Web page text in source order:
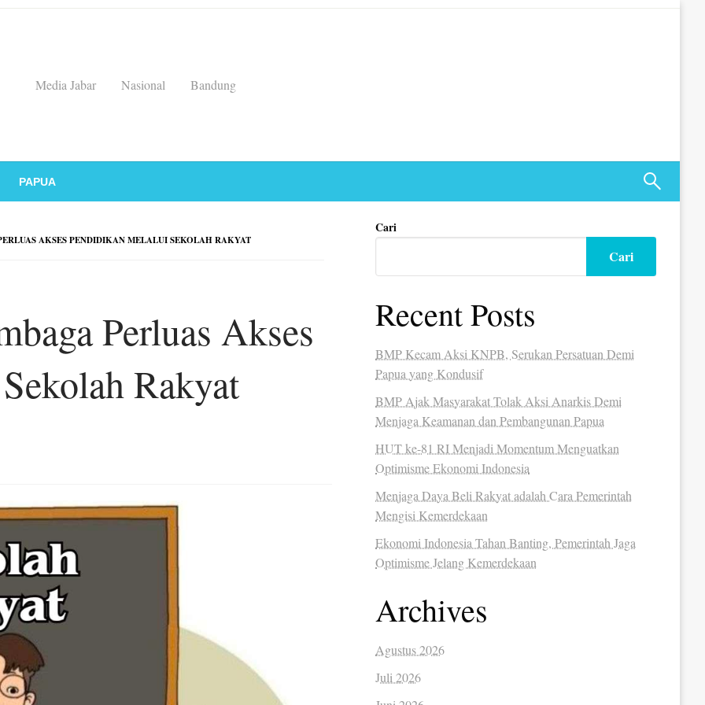
Media Jabar
Nasional Bandung
PAPUA
AKSES PENDIDIKAN MELALUI SEKOLAH RAKYAT
Perluas Akses
Rakyat
Cari
Cari
Recent Posts
BMP Kecam Aksi KNPB, Serukan Persatuan Demi
Papua yang Kondusif
BMP Ajak Masyarakat Tolak Aksi Anarkis Demi
Menjaga Keamanan dan Pembangunan Papua
HUT ke-81 RI Menjadi Momentum Menguatkan
Optimisme Ekonomi Indonesia
Menjaga Daya Beli Rakyat adalah Cara Pemerintah
Mengisi Kemerdekaan
Ekonomi Indonesia Tahan Banting, Pemerintah Jaga
Optimisme Jelang Kemerdekaan
Archives
Agustus 2026
Juli 2026